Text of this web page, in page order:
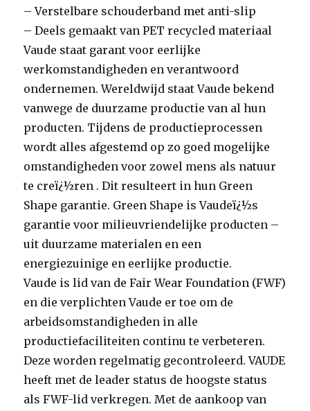
– Verstelbare schouderband met anti-slip
– Deels gemaakt van PET recycled materiaal
Vaude staat garant voor eerlijke
werkomstandigheden en verantwoord
ondernemen. Wereldwijd staat Vaude bekend
vanwege de duurzame productie van al hun
producten. Tijdens de productieprocessen
wordt alles afgestemd op zo goed mogelijke
omstandigheden voor zowel mens als natuur
te creï¿½ren . Dit resulteert in hun Green
Shape garantie. Green Shape is Vaudeï¿½s
garantie voor milieuvriendelijke producten –
uit duurzame materialen en een
energiezuinige en eerlijke productie.
Vaude is lid van de Fair Wear Foundation (FWF)
en die verplichten Vaude er toe om de
arbeidsomstandigheden in alle
productiefaciliteiten continu te verbeteren.
Deze worden regelmatig gecontroleerd. VAUDE
heeft met de leader status de hoogste status
als FWF-lid verkregen. Met de aankoop van